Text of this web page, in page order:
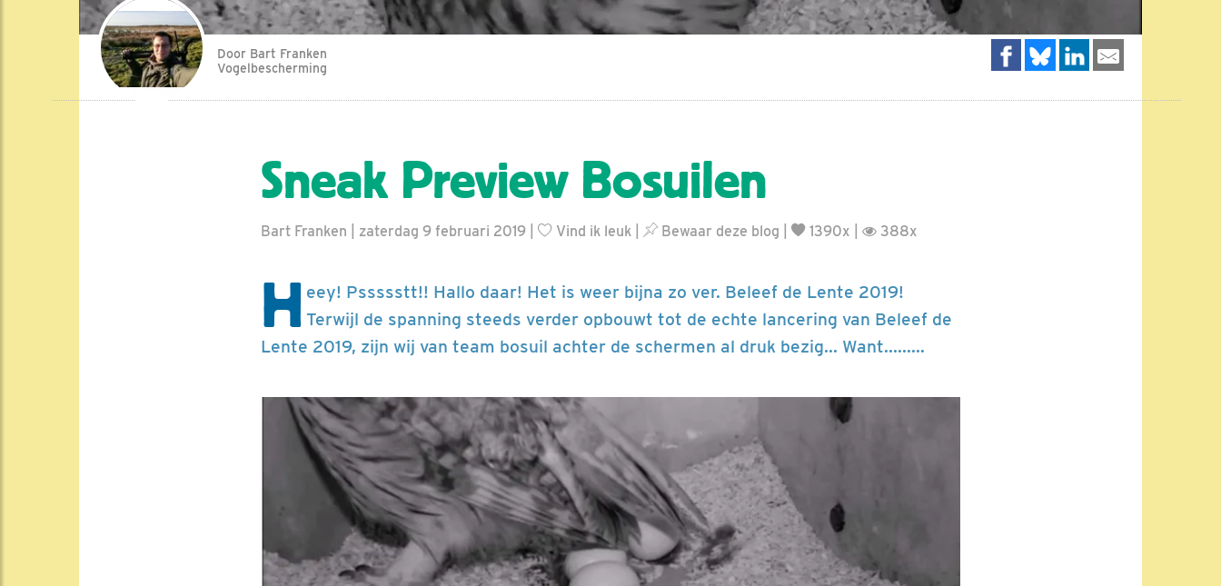
Door Bart Franken
Vogelbescherming
Sneak Preview Bosuilen
Bart Franken | zaterdag 9 februari 2019 | Vind ik leuk Bewaar deze blog 1390x | 388x
H eey! Pssssstt!! Hallo daar! Het is weer bijna zo ver. Beleef de Lente 2019!
Terwijl de spanning steeds verder opbouwt tot de echte lancering van Beleef de
Lente 2019, zijn wij van team bosuil achter de schermen al druk bezig... Want.........